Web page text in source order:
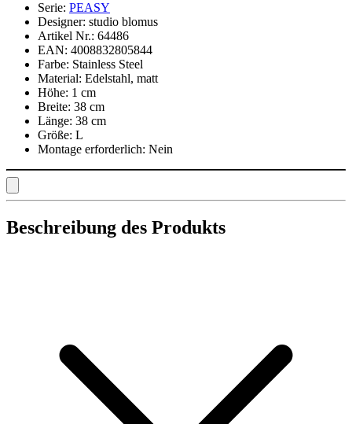
Serie: PEASY
Designer: studio blomus
Artikel Nr.: 64486
EAN: 4008832805844
Farbe: Stainless Steel
Material: Edelstahl, matt
Höhe: 1 cm
Breite: 38 cm
Länge: 38 cm
Größe: L
Montage erforderlich: Nein
Beschreibung des Produkts